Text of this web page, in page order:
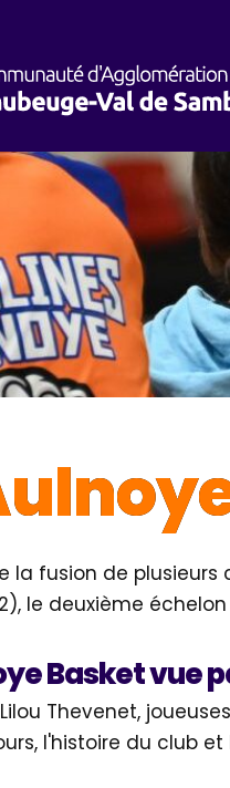
la fusion de
le deuxième
Basket vue
Thevenet,
l'histoire du club